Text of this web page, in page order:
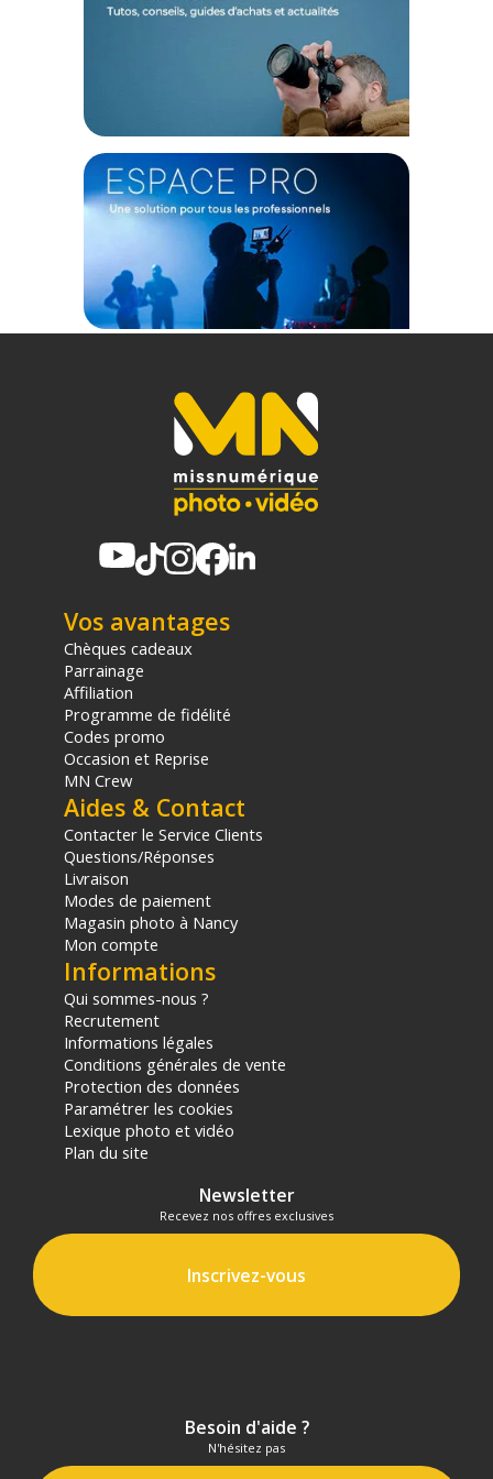
du filtre à long terme même en cas d'utilisation régulière. Les
revêtements hydrophobes et oléophobes facilitent
NOTE: Nécessite la bague d'adaptation JetMag Pro M82
(vendue séparément).
Caractéristiques du filtre Nisi JetMag Pro ND Full
Spectrum ND4 (0.6) 2 Stops :
Gamme : JetMag Pro
Type : ND
Valeur d'effet : ND4 ; 2 stops
Offre valable jusqu'au 08-08-2026 inclus.
Code EAN Nisi JetMag Pro ND Full Spectrum ND4 (0.6) 2 Stops -
Filtre photo - Achat & prix :6972949380403
(1) Offre valable jusqu'au 31 Décembre 2030 à partir de 49 euros
d'achat, sur la base d'une expédition Chronopost 24H vers un point
sur les produits de moins de 1m et moins de 20Kg.
(2) Nombre de points Fidélité estimés, hors remises au panier, basé
sur le prix TTC en €, les points seront effectivement calculés dans le
panier.
Vos avantages
Chèques cadeaux
Parrainage
Affiliation
Programme de fidélité
Codes promo
Occasion et Reprise
MN Crew
Aides & Contact
Contacter le Service Clients
Questions/Réponses
Livraison
Modes de paiement
Magasin photo à Nancy
Mon compte
Informations
Qui sommes-nous ?
Recrutement
Informations légales
Conditions générales de vente
Protection des données
Paramétrer les cookies
Lexique photo et vidéo
Plan du site
Newsletter
Recevez nos offres exclusives
Inscrivez-vous
Besoin d'aide ?
N'hésitez pas